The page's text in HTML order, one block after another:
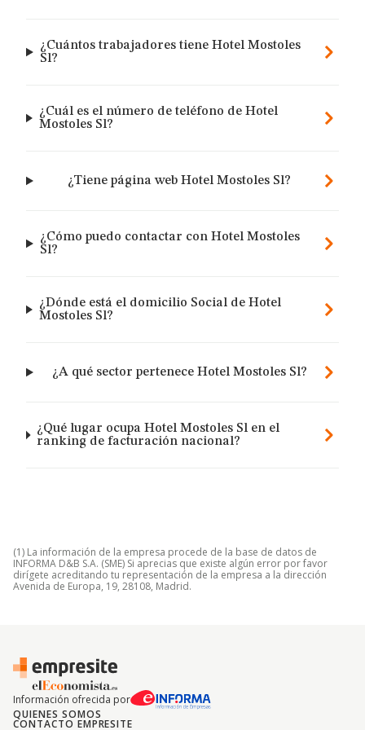
¿Cuántos trabajadores tiene Hotel Mostoles
Sl?
¿Cuál es el número de teléfono de Hotel
Mostoles Sl?
¿Tiene página web Hotel Mostoles Sl?
¿Cómo puedo contactar con Hotel Mostoles
Sl?
¿Dónde está el domicilio Social de Hotel
Mostoles Sl?
¿A qué sector pertenece Hotel Mostoles Sl?
¿Qué lugar ocupa Hotel Mostoles Sl en el
ranking de facturación nacional?
(1) La información de la empresa procede de la base de datos de
INFORMA D&B S.A. (SME) Si aprecias que existe algún error por favor
dirígete acreditando tu representación de la empresa a la dirección
Avenida de Europa, 19, 28108, Madrid.
Información ofrecida por
QUIENES SOMOS
CONTACTO EMPRESITE